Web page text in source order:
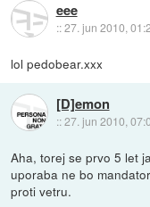
eee
::27. jun 2010,
lol pedobear.xxx
[D]emon
::27. jun 2010,
Aha, torej se prvo 5 let
uporaba ne bo
proti vetru.